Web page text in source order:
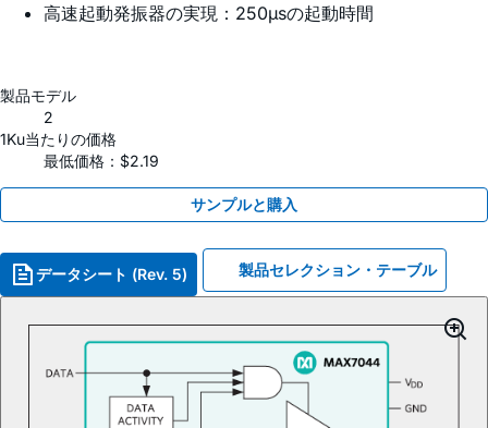
高速起動発振器の実現：250µsの起動時間
製品モデル
2
1Ku当たりの価格
最低価格：$2.19
サンプルと購入
データシート (Rev. 5) 製品セレクション・テーブル